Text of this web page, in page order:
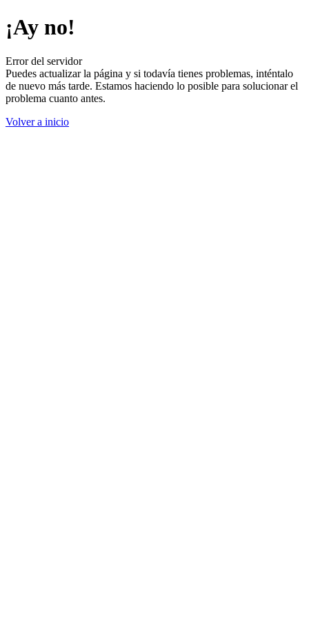
¡Ay no!
Error del servidor
Puedes actualizar la página y si todavía tienes problemas, inténtalo
de nuevo más tarde. Estamos haciendo lo posible para solucionar el
problema cuanto antes.
Volver a inicio